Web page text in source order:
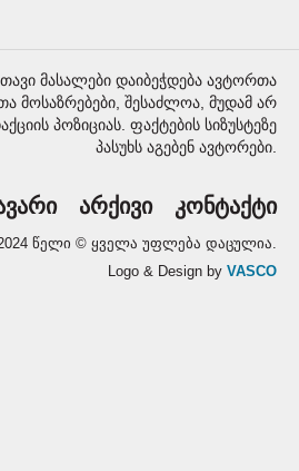
მასალები დაიბეჭდება ავტორთა
მოსაზრებები, შესაძლოა, მუდამ არ
პოზიციას. ფაქტების სიზუსტეზე
პასუხს აგებენ ავტორები.
არქივი კონტაქტი
წელი © ყველა უფლება დაცულია.
Logo & Design by VASCO